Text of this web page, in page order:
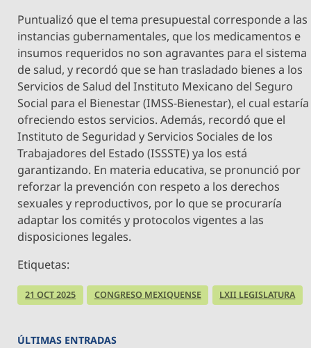
Puntualizó que el tema presupuestal corresponde a las
instancias gubernamentales, que los medicamentos e
insumos requeridos no son agravantes para el sistema
de salud, y recordó que se han trasladado bienes a los
Servicios de Salud del Instituto Mexicano del Seguro
Social para el Bienestar (IMSS-Bienestar), el cual estaría
ofreciendo estos servicios. Además, recordó que el
Instituto de Seguridad y Servicios Sociales de los
Trabajadores del Estado (ISSSTE) ya los está
garantizando. En materia educativa, se pronunció por
reforzar la prevención con respeto a los derechos
sexuales y reproductivos, por lo que se procuraría
adaptar los comités y protocolos vigentes a las
disposiciones legales.
Etiquetas:
21 OCT 2025 CONGRESO MEXIQUENSE LXII LEGISLATURA
ÚLTIMAS ENTRADAS